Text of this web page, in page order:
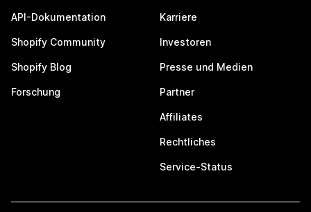
API-Dokumentation
Shopify Community
Shopify Blog
Forschung
Karriere
Investoren
Presse und Medien
Partner
Affiliates
Rechtliches
Service-Status